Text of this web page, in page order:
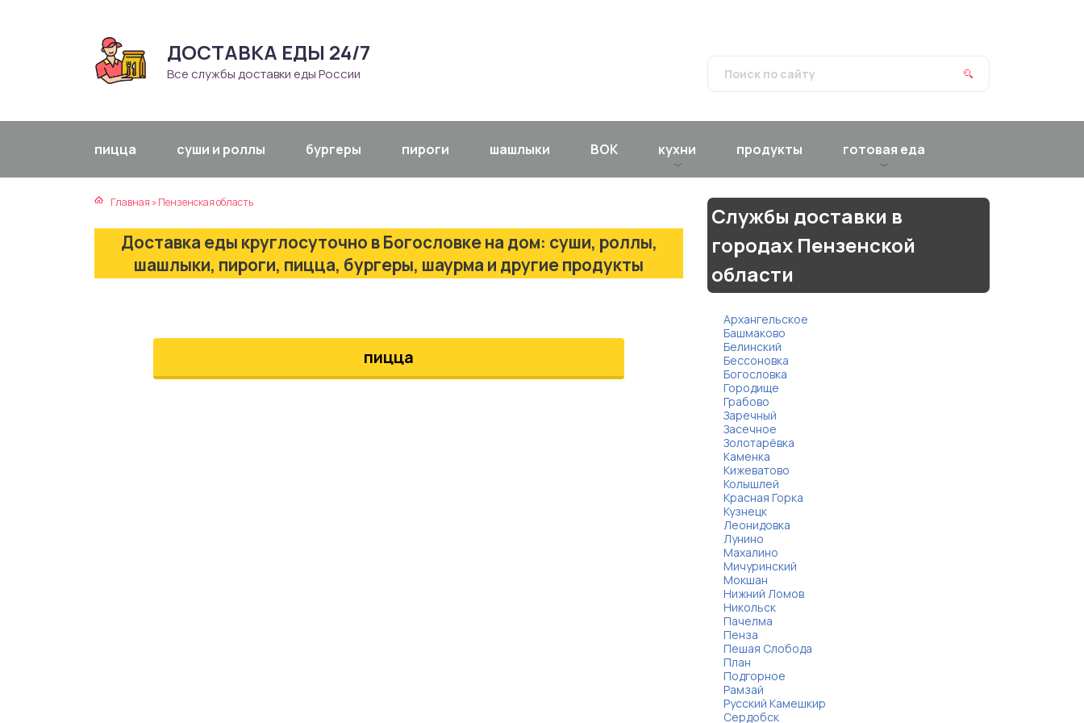
ДОСТАВКА ЕДЫ 24/7
Все службы доставки еды России
пицца суши и роллы бургеры пироги шашлыки ВОК кухни продукты готовая еда
Главная »Пензенская область
Доставка еды круглосуточно в Богословке на дом: суши, роллы,
шашлыки, пироги, пицца, бургеры, шаурма и другие продукты
пицца
Службы доставки в
городах Пензенской
области
Архангельское
Башмаково
Белинский
Бессоновка
Богословка
Городище
Грабово
Заречный
Засечное
Золотарёвка
Каменка
Кижеватово
Колышлей
Красная Горка
Кузнецк
Леонидовка
Лунино
Махалино
Мичуринский
Мокшан
Нижний Ломов
Никольск
Пачелма
Пенза
Пешая Слобода
План
Подгорное
Рамзай
Русский Камешкир
Сердобск
кухня